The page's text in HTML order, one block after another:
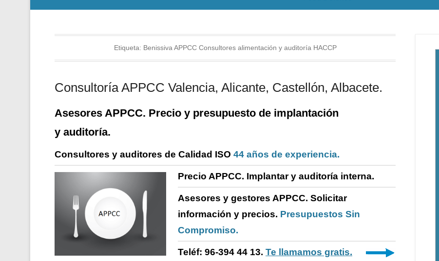
Etiqueta: Benissiva APPCC Consultores alimentación y auditoría HACCP
Consultoría APPCC Valencia, Alicante, Castellón, Albacete.
Asesores APPCC. Precio y presupuesto de implantación
y auditoría.
Consultores y auditores de Calidad ISO 44 años de experiencia.
Precio APPCC. Implantar y auditoría interna.
Asesores y gestores APPCC. Solicitar
información y precios. Presupuestos Sin
Compromiso.
Teléf: 96-394 44 13. Te llamamos gratis.